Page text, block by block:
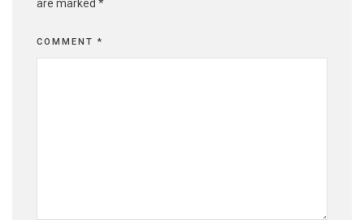
are marked *
COMMENT *